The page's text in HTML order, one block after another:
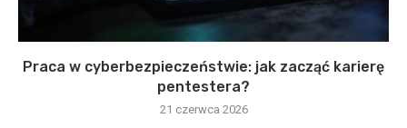
Praca w cyberbezpieczeństwie: jak zacząć karierę
pentestera?
21 czerwca 2026